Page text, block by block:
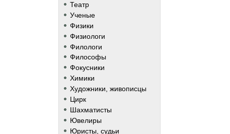
Театр
Ученые
Физики
Физиологи
Филологи
Философы
Фокусники
Химики
Художники, живописцы
Цирк
Шахматисты
Ювелиры
Юристы, судьи